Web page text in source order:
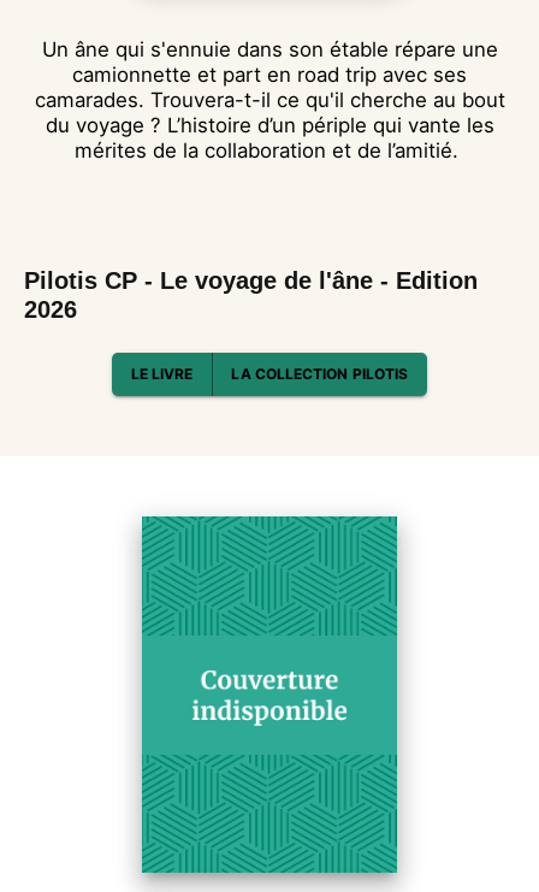
Un âne qui s'ennuie dans son étable répare une
camionnette et part en road trip avec ses
camarades. Trouvera-t-il ce qu'il cherche au bout
du voyage ? L’histoire d’un périple qui vante les
mérites de la collaboration et de l’amitié.
Pilotis CP - Le voyage de l'âne - Edition
2026
LE LIVRE LA COLLECTION PILOTIS